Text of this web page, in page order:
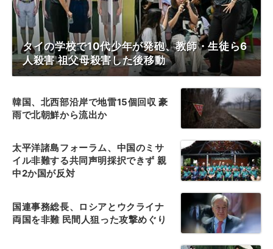
タイの学校で10代少年が発砲、教師・生徒ら6
人殺害 祖父母殺害した後移動
韓国、北西部沿岸で地雷15個回収 豪
雨で北朝鮮から流出か
太平洋諸島フォーラム、中国のミサ
イル非難する共同声明採択できず 親
中2か国が反対
国連事務総長、ロシアとウクライナ
両国を非難 民間人狙った攻撃めぐり